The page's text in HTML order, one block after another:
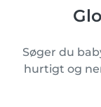
Søger du
hurtigt og